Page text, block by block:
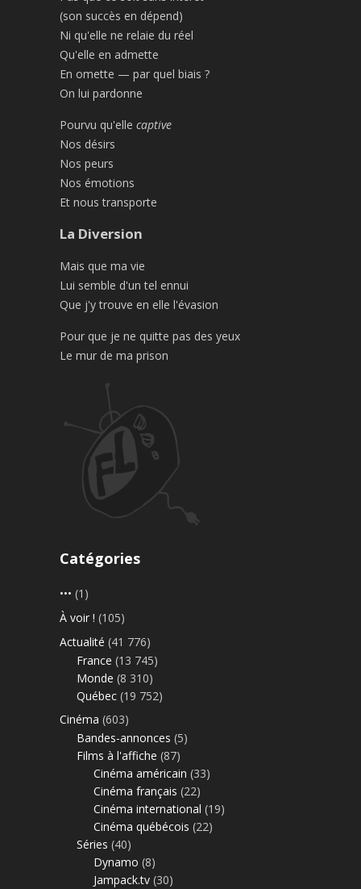
(son succès en dépend)
Ni qu'elle ne relaie du réel
Qu'elle en admette
En omette — par quel biais ?
On lui pardonne
Pourvu qu'elle captive
Nos désirs
Nos peurs
Nos émotions
Et nous transporte
La Diversion
Mais que ma vie
Lui semble d'un tel ennui
Que j'y trouve en elle l'évasion
Pour que je ne quitte pas des yeux
Le mur de ma prison
Catégories
••• (1)
À voir ! (105)
Actualité (41 776)
France (13 745)
Monde (8 310)
Québec (19 752)
Cinéma (603)
Bandes-annonces (5)
Films à l'affiche (87)
Cinéma américain (33)
Cinéma français (22)
Cinéma international (19)
Cinéma québécois (22)
Séries (40)
Dynamo (8)
Jampack.tv (30)